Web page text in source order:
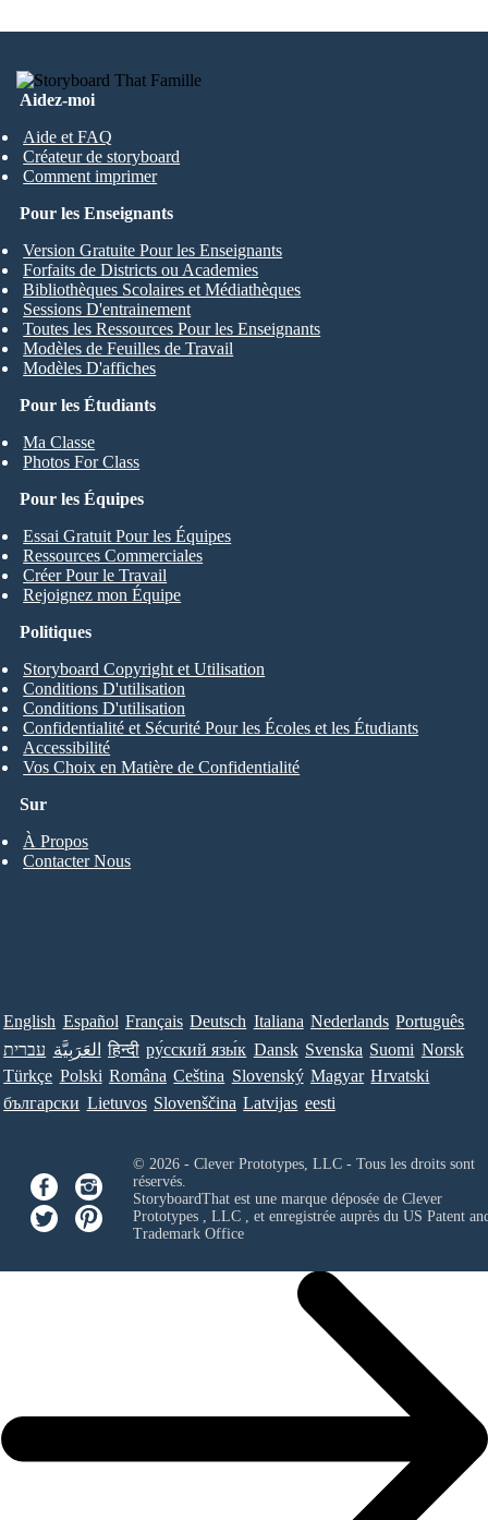
Aidez-moi
Aide et FAQ
Créateur de storyboard
Comment imprimer
Pour les Étudiants
Ma Classe
Photos For Class
Pour les Enseignants
Version Gratuite Pour les Enseignants
Forfaits de Districts ou Academies
Bibliothèques Scolaires et Médiathèques
Sessions D'entrainement
Toutes les Ressources Pour les Enseignants
Modèles de Feuilles de Travail
Modèles D'affiches
Pour les Équipes
Essai Gratuit Pour les Équipes
Ressources Commerciales
Créer Pour le Travail
Rejoignez mon Équipe
Sur
À Propos
Contacter Nous
Politiques
Storyboard Copyright et Utilisation
Conditions D'utilisation
Conditions D'utilisation
Confidentialité et Sécurité Pour les Écoles et les Étudiants
Accessibilité
Vos Choix en Matière de Confidentialité
English Español Français Deutsch Italiana Nederlands Português
עברית العَرَبِيَّة हिन्दी ру́сский язы́к Dansk Svenska Suomi Norsk
Türkçe Polski Româna Ceština Slovenský Magyar Hrvatski
български Lietuvos Slovenščina Latvijas eesti
© 2026 - Clever Prototypes, LLC - Tous les droits sont
réservés.
StoryboardThat est une marque déposée de Clever
Prototypes , LLC, et enregistrée auprès du US Patent
Trademark Office